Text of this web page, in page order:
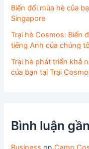
Biến đổi mùa hè của
Singapore
Trại hè Cosmos: Biến
tiếng Anh của chúng
Trại hè phát triển khả
của bạn tại Trại
Bình luận